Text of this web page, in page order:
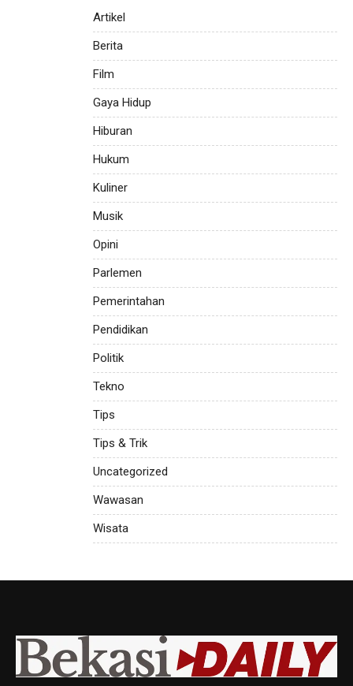
Artikel
Berita
Film
Gaya Hidup
Hiburan
Hukum
Kuliner
Musik
Opini
Parlemen
Pemerintahan
Pendidikan
Politik
Tekno
Tips
Tips & Trik
Uncategorized
Wawasan
Wisata